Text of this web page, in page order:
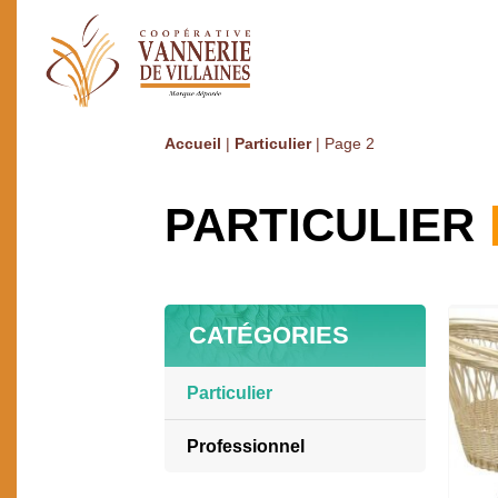
Accueil | Particulier| Page 2
PARTICULIER
CATÉGORIES
Particulier
Ameublement / Décoration
Professionnel